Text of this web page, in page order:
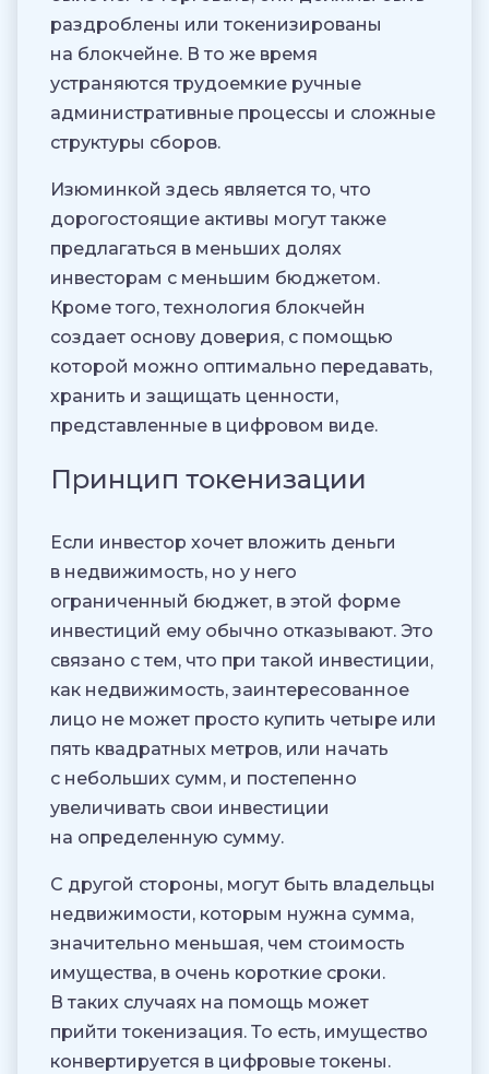
раздроблены или токенизированы
на блокчейне. В то же время
устраняются трудоемкие ручные
административные процессы и сложные
структуры сборов.
Изюминкой здесь является то, что
дорогостоящие активы могут также
предлагаться в меньших долях
инвесторам с меньшим бюджетом.
Кроме того, технология блокчейн
создает основу доверия, с помощью
которой можно оптимально передавать,
хранить и защищать ценности,
представленные в цифровом виде.
Принцип токенизации
Если инвестор хочет вложить деньги
в недвижимость, но у него
ограниченный бюджет, в этой форме
инвестиций ему обычно отказывают. Это
связано с тем, что при такой инвестиции,
как недвижимость, заинтересованное
лицо не может просто купить четыре или
пять квадратных метров, или начать
с небольших сумм, и постепенно
увеличивать свои инвестиции
на определенную сумму.
С другой стороны, могут быть владельцы
недвижимости, которым нужна сумма,
значительно меньшая, чем стоимость
имущества, в очень короткие сроки.
В таких случаях на помощь может
прийти токенизация. То есть, имущество
конвертируется в цифровые токены.